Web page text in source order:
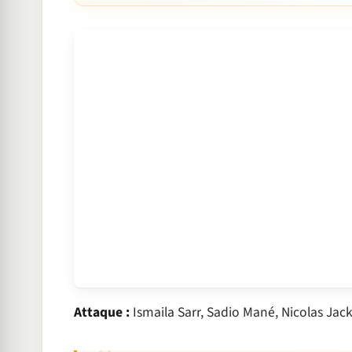
Attaque :Ismaila Sarr, Sadio Mané, Nicolas